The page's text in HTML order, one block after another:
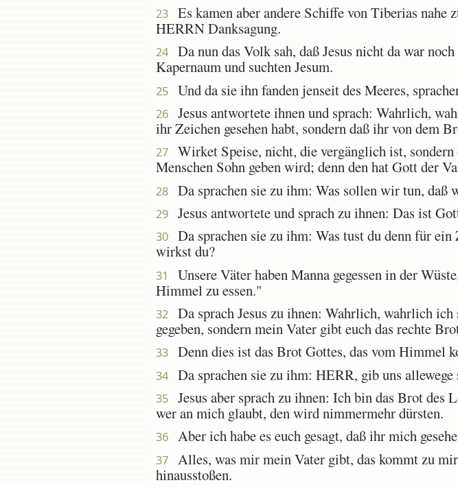
23
Es kamen aber andere Schiffe von Tiberias nahe
HERRN Danksagung.
24
Da nun das Volk sah, daß Jesus nicht da war
Kapernaum und suchten Jesum.
25 Und da sie ihn fanden jenseit des Meeres,
26
Jesus antwortete ihnen und sprach: Wahrlich,
ihr Zeichen gesehen habt, sondern daß ihr von dem
27
Wirket Speise, nicht, die vergänglich ist,
Menschen Sohn geben wird; denn den hat Gott der
28 Da sprachen sie zu ihm: Was sollen wir tun, daß
29 Jesus antwortete und sprach zu ihnen: Das ist
30
Da sprachen sie zu ihm: Was tust du denn für
wirkst du?
31
Unsere Väter haben Manna gegessen in der
Himmel zu essen."
32
Da sprach Jesus zu ihnen: Wahrlich, wahrlich
gegeben, sondern mein Vater gibt euch das rechte
33 Denn dies ist das Brot Gottes, das vom Himmel
34 Da sprachen sie zu ihm: HERR, gib uns
35
Jesus aber sprach zu ihnen: Ich bin das Brot
wer an mich glaubt, den wird nimmermehr dürsten.
36 Aber ich habe es euch gesagt, daß ihr mich
37
Alles, was mir mein Vater gibt, das kommt zu
hinausstoßen.